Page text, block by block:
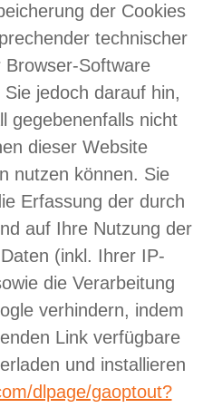
der Cookies
technischer
Browser-Software
jedoch darauf hin,
gegebenenfalls nicht
dieser Website
nutzen können. Sie
Erfassung der durch
auf Ihre Nutzung der
(inkl. Ihrer IP-
die Verarbeitung
verhindern, indem
Link verfügbare
und installieren
dlpage/gaoptout?